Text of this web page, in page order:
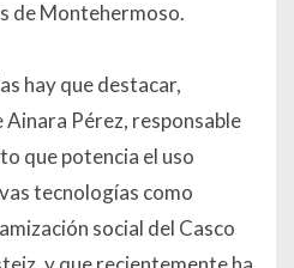
de Montehermoso.
hay que destacar,
Ainara Pérez, responsable
que potencia el uso
tecnologías como
social del Casco